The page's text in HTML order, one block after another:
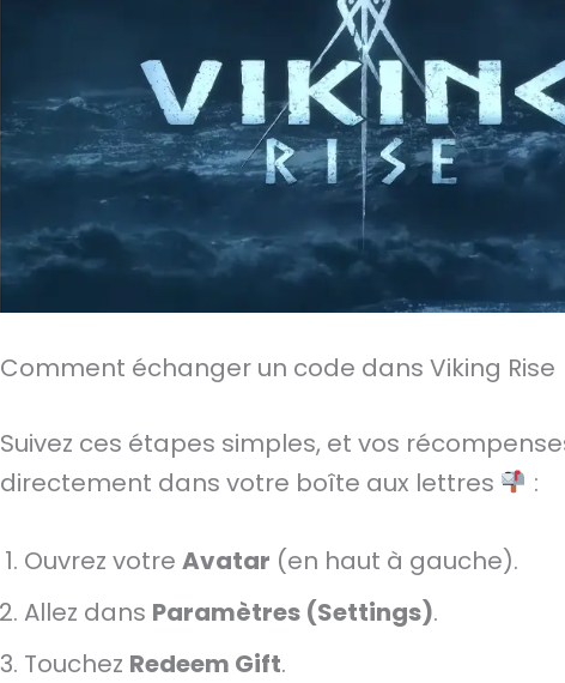
Comment échanger un code dans Viking Rise
Suivez ces étapes simples, et vos
directement dans votre boîte aux lettres
:
Ouvrez votre Avatar (en haut à gauche).
Allez dans Paramètres (Settings).
Touchez Redeem Gift.